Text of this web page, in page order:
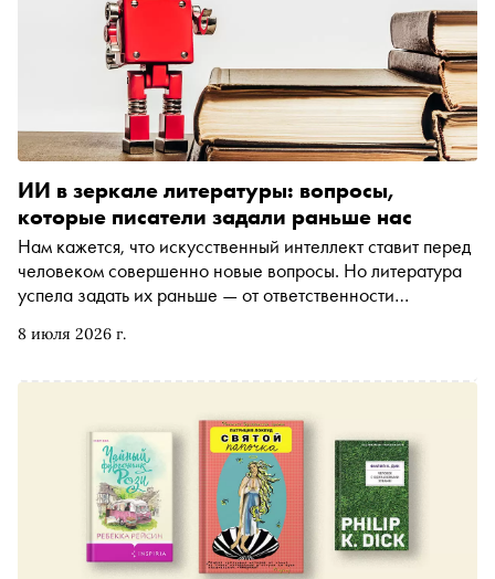
8 июля 2026 г.
ИИ в зеркале литературы: вопросы,
которые писатели задали раньше нас
Нам кажется, что искусственный интеллект ставит перед
человеком совершенно новые вопросы. Но литература
успела задать их раньше — от ответственности
разумом, имитацией и эмпатией. Специально для
Sensemakers и академический директор программы
«Тандемократия» Московской школы управления
Сколково, лектор HEC Paris, мастер-тренер по модели
процесса коммуникации PCM перечитывает Шелли,
Азимова, Дика, Исигуро и Лема как авторов, которые
писали об ИИ задолго до ИИ